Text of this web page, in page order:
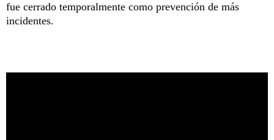
fue cerrado temporalmente como prevención de más
incidentes.